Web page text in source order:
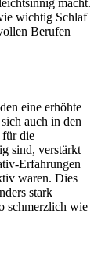
macht.
wichtig Schlaf
Berufen
eine erhöhte
auch in den
für die
sind, verstärkt
Erfahrungen
waren. Dies
stark
schmerzlich wie